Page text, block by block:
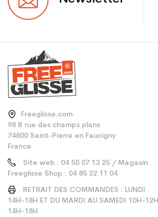
Freeglisse.com
98 B rue des champs plans
74800 Saint-Pierre en Faucigny
France
Site web : 04 50 07 13 25 / Magasin
Freeglisse Shop : 04 85 22 11 04
RETRAIT DES COMMANDES : LUNDI
14H-18H ET DU MARDI AU SAMEDI 10H-12H
14H-18H